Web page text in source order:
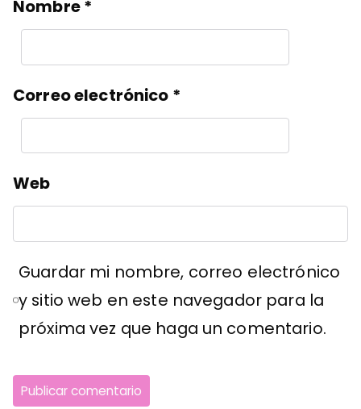
Nombre*
Correo electrónico *
Web
Guardar mi nombre, correo electrónico
y sitio web en este navegador para la
próxima vez que haga un comentario.